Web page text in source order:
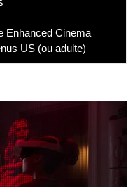
Enhanced Cinema
US (ou adulte)